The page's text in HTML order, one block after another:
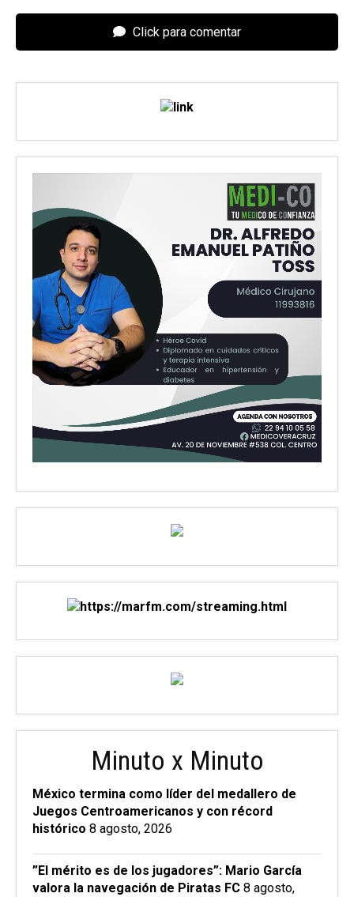
Click para comentar
Minuto x Minuto
México termina como líder del medallero de
Juegos Centroamericanos y con récord
histórico 8 agosto, 2026
”El mérito es de los jugadores”: Mario García
valora la navegación de Piratas FC 8 agosto,